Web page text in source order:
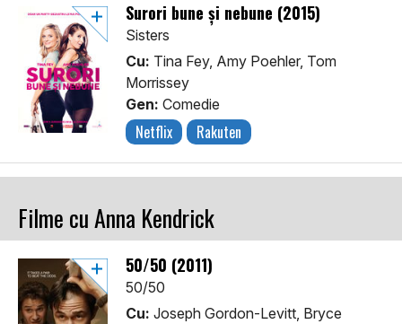
Surori bune și nebune (2015)
Sisters
Cu: Tina Fey, Amy Poehler, Tom
Morrissey
Gen: Comedie
Netflix Rakuten
Filme cu Anna Kendrick
50/50 (2011)
50/50
Cu: Joseph Gordon-Levitt, Bryce